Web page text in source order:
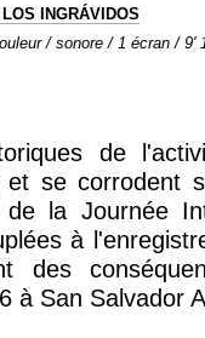
INGRÁVIDOS
/ sonore / 1 écran / 9'
de
se corrodent
la Journée
à
des
à San Salvador